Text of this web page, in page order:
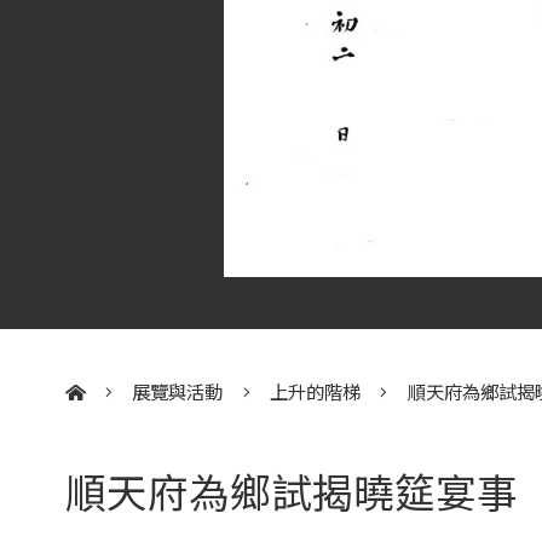
展覽與活動 上升的階梯 順天府為鄉試揭
順天府為鄉試揭曉筵宴事